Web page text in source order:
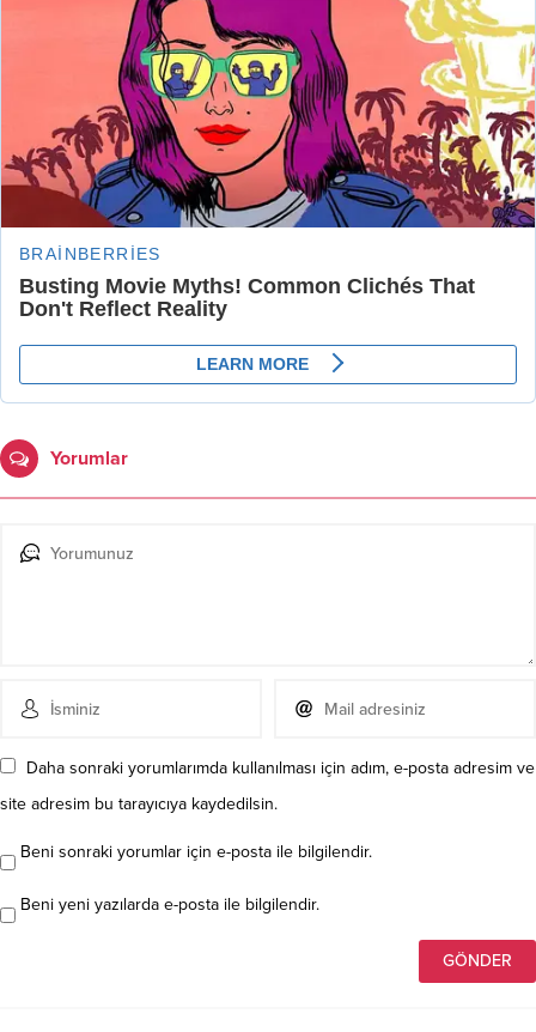
Yorumlar
Daha sonraki yorumlarımda kullanılması için adım, e-posta adresim ve
site adresim bu tarayıcıya kaydedilsin.
Beni sonraki yorumlar için e-posta ile bilgilendir.
Beni yeni yazılarda e-posta ile bilgilendir.